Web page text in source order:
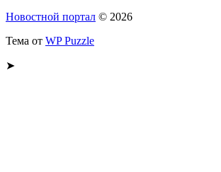
Новостной портал © 2026
Тема от WP Puzzle
➤